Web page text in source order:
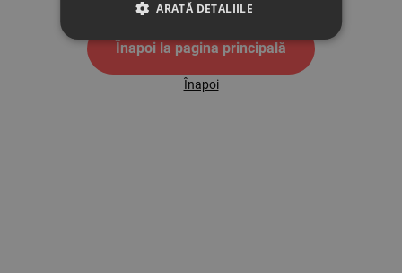
Înapoi la pagina principală
Înapoi
ARATĂ DETALIILE